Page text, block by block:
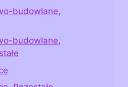
budowlane,
budowlane,